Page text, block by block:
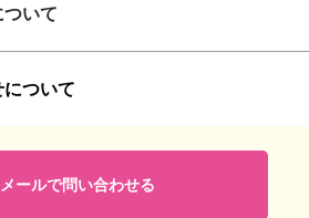
いて
ついて
メールで問い合わせる